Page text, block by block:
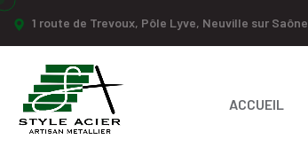
1 route de Trevoux, Pôle Lyve, Neuville sur Saône
ACCUEIL